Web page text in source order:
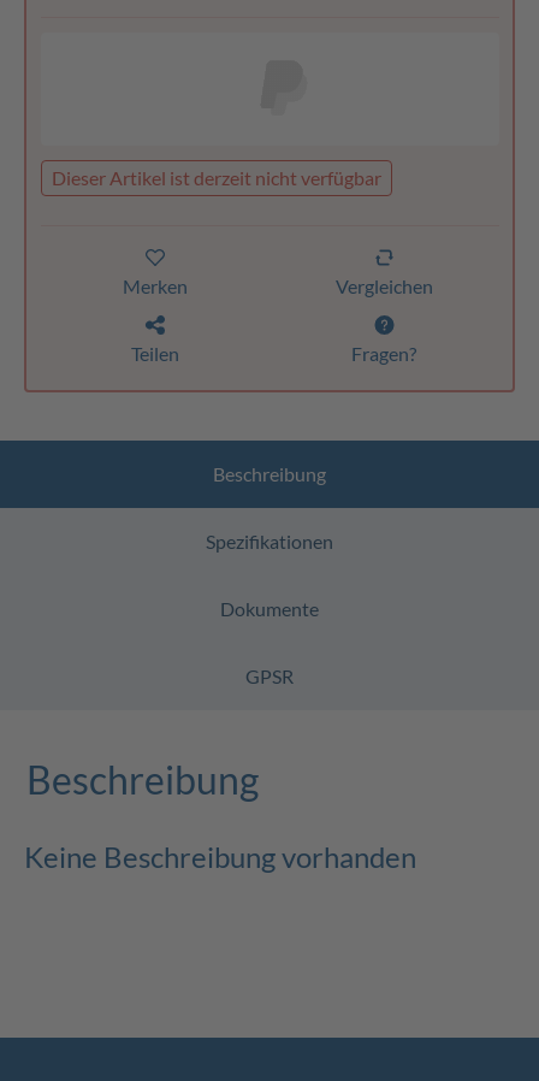
Dieser Artikel ist derzeit nicht verfügbar
Merken Vergleichen
Teilen Fragen?
Beschreibung
Spezifikationen
Dokumente
GPSR
Beschreibung
Keine Beschreibung vorhanden